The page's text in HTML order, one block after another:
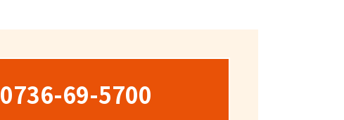
0736-69-5700